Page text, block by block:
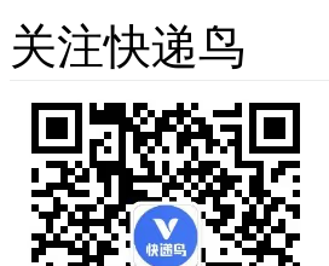
关注快递鸟